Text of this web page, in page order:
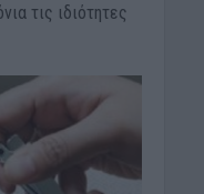
τις ιδιότητες